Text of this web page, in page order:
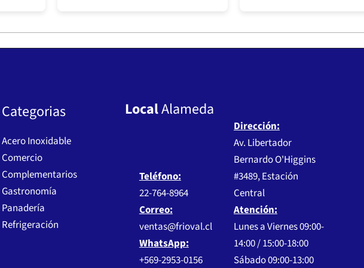
Categorias
Acero Inoxidable
Comercio
Complementarios
Gastronomía
Panadería
Refrigeración
LocalAlameda
Teléfono:
22-764-8964
Dirección:
Av. Libertador
Bernardo O'Higgins
#3489, Estación
Central
Correo:
ventas@frioval.cl
WhatsApp:
+569-2953-0156
Atención:
Lunes a Viernes 09:00-
14:00 / 15:00-18:00
Sábado 09:00-13:00